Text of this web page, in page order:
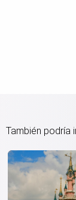
También podría